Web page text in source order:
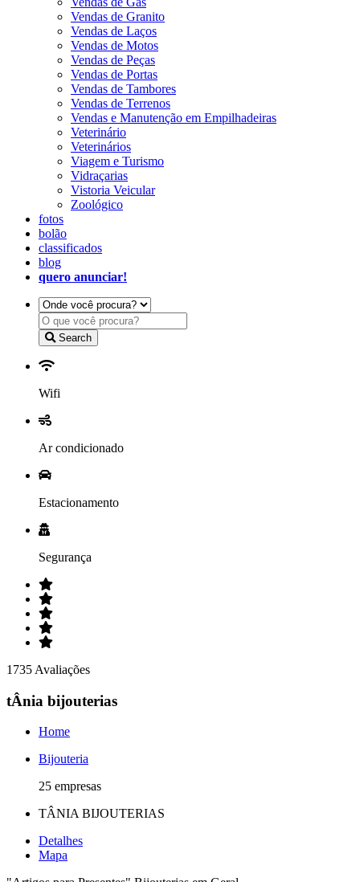
Vendas de Granito
Vendas de Laços
Vendas de Motos
Vendas de Peças
Vendas de Portas
Vendas de Tambores
Vendas de Terrenos
Vendas e Manutenção em Empilhadeiras
Veterinário
Veterinários
Viagem e Turismo
Vidraçarias
Vistoria Veicular
Zoológico
fotos
bolão
classificados
blog
quero anunciar!
Search
Wifi
Ar condicionado
Estacionamento
Segurança
1735 Avaliações
tÂnia bijouterias
Home
Bijouteria
25 empresas
TÂNIA BIJOUTERIAS
Detalhes
Mapa